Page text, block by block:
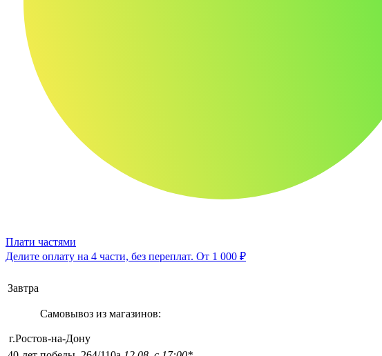
Плати частями
Делите оплату на 4 части, без переплат. От 1 000 ₽
Завтра
Самовывоз из магазинов:
г.Ростов-на-Дону